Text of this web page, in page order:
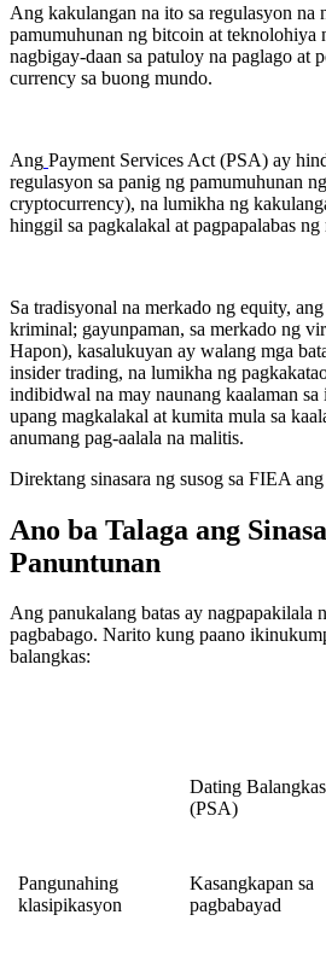
Ang kakulangan na ito sa regulasyon na
pamumuhunan ng bitcoin at teknolohiya
nagbigay-daan sa patuloy na paglago at
currency sa buong mundo.
Ang Payment Services Act (PSA) ay
regulasyon sa panig ng pamumuhunan
cryptocurrency), na lumikha ng
hinggil sa pagkalakal at pagpapalabas
Sa tradisyonal na merkado ng equity,
kriminal; gayunpaman, sa merkado ng
Hapon), kasalukuyan ay walang mga
insider trading, na lumikha ng
indibidwal na may naunang kaalaman
upang magkalakal at kumita mula sa
anumang pag-aalala na malitis.
Direktang sinasara ng susog sa FIEA
Ano ba Talaga ang
Panuntunan
Ang panukalang batas ay nagpapakilala
pagbabago. Narito kung paano
balangkas:
Dating Balangkas
(PSA)
Pangunahing
klasipikasyon
Kasangkapan sa
pagbabayad